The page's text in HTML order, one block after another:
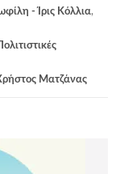
- Ίρις Κόλλια,
Ματζάνας